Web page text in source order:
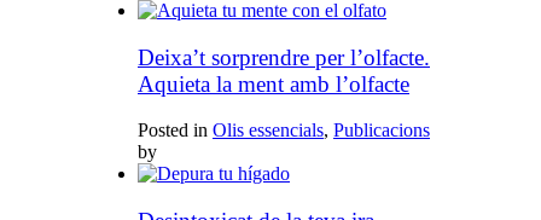
Deixa’t sorprendre per l’olfacte.
Aquieta la ment amb l’olfacte
Posted in Olis essencials, Publicacions
by